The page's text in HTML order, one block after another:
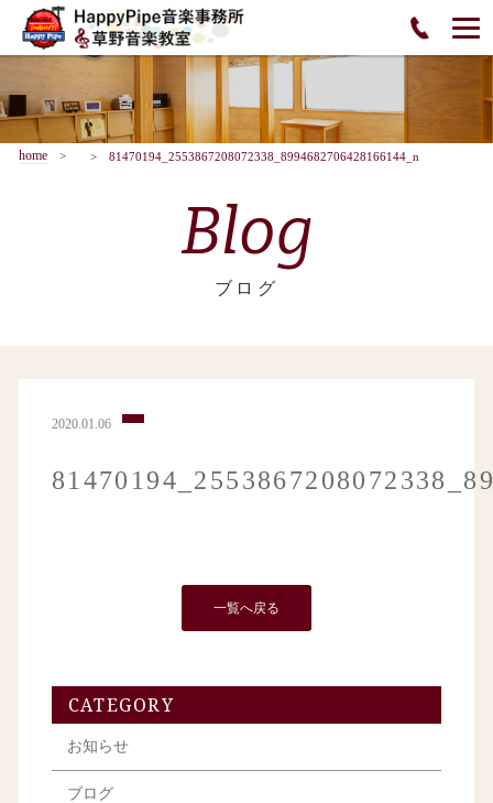
home 81470194_2553867208072338_8994682706428166144_n
Blog
ブログ
2020.01.06
一覧へ戻る
CATEGORY
お知らせ
ブログ